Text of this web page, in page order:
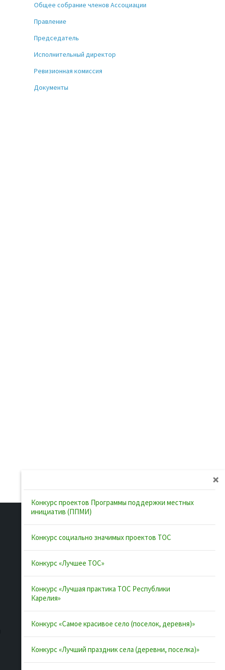
Общее собрание членов Ассоциации
Правление
Председатель
Исполнительный директор
Ревизионная комиссия
Документы
Полезные ссылки
Карелия
Комфортная городская среда в
Территориальное общественное
Конкурс проектов Программы поддержки местных
инициатив (ППМИ)
Конкурс социально значимых проектов ТОС
Конкурс «Лучшее ТОС»
Конкурс «Лучшая практика ТОС Республики
Карелия»
Конкурс «Самое красивое село (поселок, деревня)»
Конкурс «Лучший праздник села (деревни, поселка)»